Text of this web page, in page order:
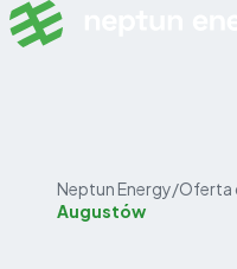
Skip to content
Neptun Energy/Oferta
Augustów